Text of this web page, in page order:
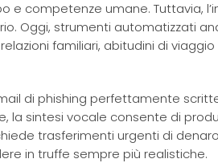
competenze umane. Tuttavia,
Oggi, strumenti automatizzati
familiari, abitudini di viaggio
di phishing perfettamente
la sintesi vocale consente di
trasferimenti urgenti di
in truffe sempre più realistiche.